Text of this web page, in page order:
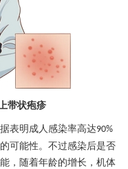
带状疱疹
表明成人感染率高达90%
的可能性。不过感染后是否
，随着年龄的增长，机体